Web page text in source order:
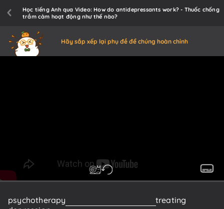
Học tiếng Anh qua Video: How do antidepressants work? - Thuốc chống
trầm cảm hoạt động như thế nào?
Hãy sắp xếp lại phụ đề để chúng hoàn chỉnh
psychotherapy
treating